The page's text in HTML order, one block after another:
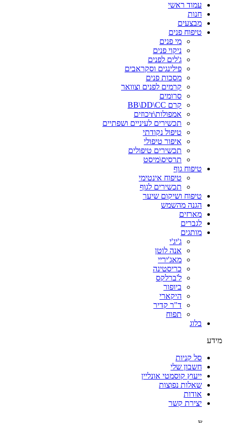
עמוד ראשי
חנות
מבצעים
טיפוח פנים
מי פנים
ניקוי פנים
ג'לים לפנים
פילינגים וסקראבים
מסכות פנים
קרמים לפנים וצוואר
סרומים
קרם BB\DD\CC
אמפולות\rיכוזים
תכשירים לעיניים ושפתיים
טיפול נקודתי
איפור טיפולי
תכשירים טיפולים
תרסיס\מיסט
טיפוח גוף
טיפוח אינטימי
תכשירים לגוף
טיפוח ושיקום שיער
הגנה מהשמש
מארזים
לגברים
מותגים
ג'יג'י
אנה לוטן
מאג'יריי
כריסטינה
ל'ברלקס
ביופור
היקארי
ד"ר קדיר
תפוח
בלוג
מידע
סל קניות
חשבון שלי
ייעוץ קוסמטי אונליין
שאלות נפוצות
אודות
יצירת קשר